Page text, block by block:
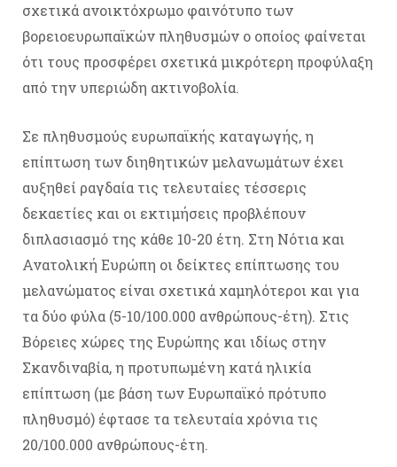
σχετικά ανοικτόχρωμο φαινότυπο των
βορειοευρωπαϊκών πληθυσμών ο οποίος φαίνεται
ότι τους προσφέρει σχετικά μικρότερη προφύλαξη
από την υπεριώδη ακτινοβολία.
Σε πληθυσμούς ευρωπαϊκής καταγωγής, η
επίπτωση των διηθητικών μελανωμάτων έχει
αυξηθεί ραγδαία τις τελευταίες τέσσερις
δεκαετίες και οι εκτιμήσεις προβλέπουν
διπλασιασμό της κάθε 10-20 έτη. Στη Νότια και
Ανατολική Ευρώπη οι δείκτες επίπτωσης του
μελανώματος είναι σχετικά χαμηλότεροι και για
τα δύο φύλα (5-10/100.000 ανθρώπους-έτη). Στις
Βόρειες χώρες της Ευρώπης και ιδίως στην
Σκανδιναβία, η προτυπωμένη κατά ηλικία
επίπτωση (με βάση των Ευρωπαϊκό πρότυπο
πληθυσμό) έφτασε τα τελευταία χρόνια τις
20/100.000 ανθρώπους-έτη.